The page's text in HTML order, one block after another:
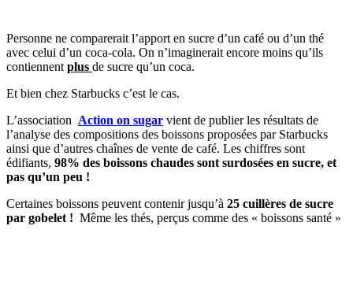
Personne ne comparerait l’apport en sucre d’un café ou d’un thé
avec celui d’un coca-cola. On n’imaginerait encore moins qu’ils
contiennent plus de sucre qu’un coca.
Et bien chez Starbucks c’est le cas.
L’association Action on sugar vient de publier les résultats de
l’analyse des compositions des boissons proposées par Starbucks
ainsi que d’autres chaînes de vente de café. Les chiffres sont
édifiants, 98% des boissons chaudes sont surdosées en sucre, et
pas qu’un peu !
Certaines boissons peuvent contenir jusqu’à 25 cuillères de sucre
par gobelet ! Même les thés, perçus comme des « boissons santé »